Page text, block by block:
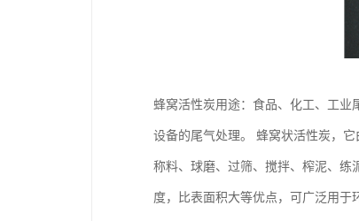
蜂窝活性炭用途：食品、化工、工
设备的尾气处理。 蜂窝状活性炭，
称料、球磨、过筛、搅拌、榨泥、练
度，比表面积大等优点，可广泛用